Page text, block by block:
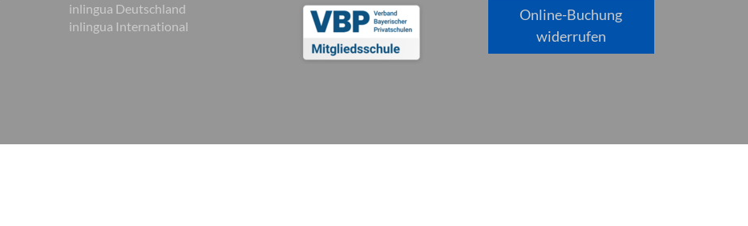
inlingua Deutschland
inlingua International
Online-Buchung
widerrufen